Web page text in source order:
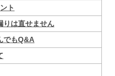
ト
りは直せません
でもQ&A